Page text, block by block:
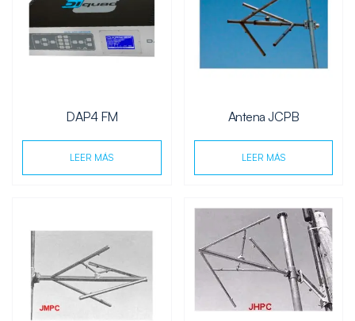
DAP4 FM
LEER MÁS
Antena JCPB
LEER MÁS